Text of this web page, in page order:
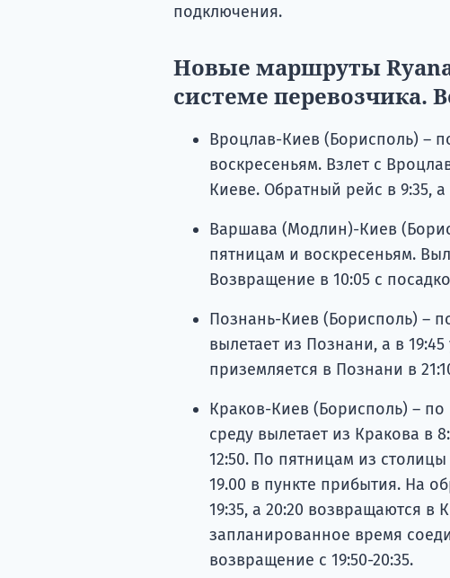
подключения.
Новые маршруты
системе перевозчика.
Вроцлав-Киев (Борисполь) –
воскресеньям. Взлет с
Киеве. Обратный рейс в 9:35,
Варшава (Модлин)-Киев
пятницам и воскресеньям.
Возвращение в 10:05 с
Познань-Киев (Борисполь) –
вылетает из Познани, а в
приземляется в Познани в
Краков-Киев (Борисполь) –
среду вылетает из Кракова в
12:50. По пятницам из
19.00 в пункте прибытия. На
19:35, а 20:20 возвращаются в
запланированное время
возвращение с 19:50-20:35.